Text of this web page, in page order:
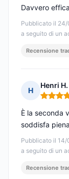
Pubblicato il
a seguito di un
Davvero
Recensione
H
Henri H.
Nota: 5
Pubblicato il 14/
a seguito di un
È la seconda
soddisfa
Recensione